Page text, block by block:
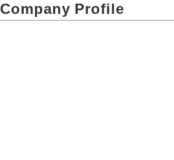
Company Profile